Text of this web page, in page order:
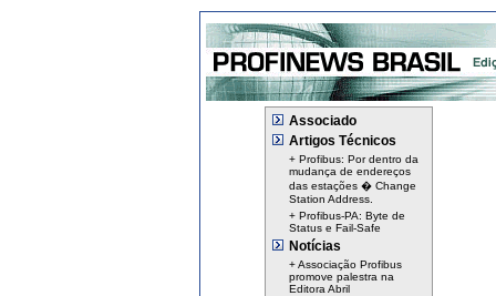
Associado
Artigos Técnicos
+ Profibus: Por dentro da
mudança de endereços
das estações � Change
Station Address.
+ Profibus-PA: Byte de
Status e Fail-Safe
Notícias
+ Associação Profibus
promove palestra na
Editora Abril